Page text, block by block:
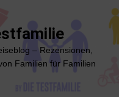
– Rezensionen,
Familien für Familien